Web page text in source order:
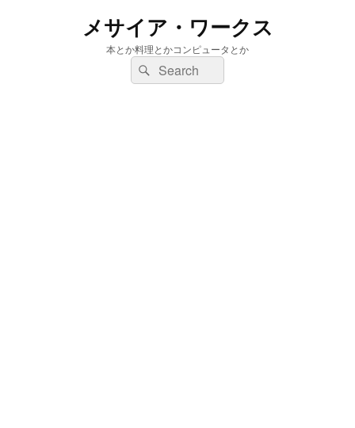
メサイア・ワークス
本とか料理とかコンピュータとか
検
索:
検
索